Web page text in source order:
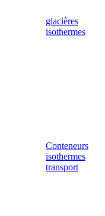
glacières
isothermes
Conteneurs
isothermes
transport